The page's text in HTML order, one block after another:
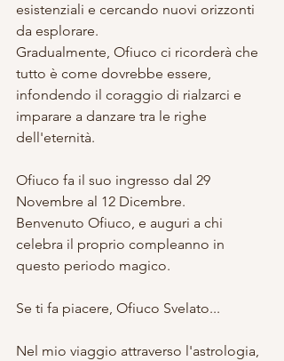
esistenziali e cercando nuovi orizzonti
da esplorare.
Gradualmente, Ofiuco ci ricorderà che
tutto è come dovrebbe essere,
infondendo il coraggio di rialzarci e
imparare a danzare tra le righe
dell'eternità.
Ofiuco fa il suo ingresso dal 29
Novembre al 12 Dicembre.
Benvenuto Ofiuco, e auguri a chi
celebra il proprio compleanno in
questo periodo magico.
Se ti fa piacere, Ofiuco Svelato...
Nel mio viaggio attraverso l'astrologia,